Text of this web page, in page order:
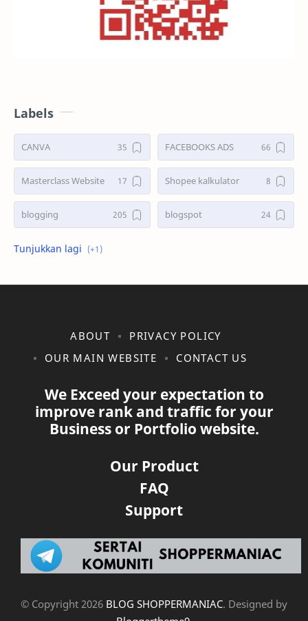
Labels
CANVA FACEBOOKS ADS
Masterclass Website Shopee kalkulator
blogging blogspot
shopee
ABOUT
PRIVACY POLICY
OUR MAIN WEBSITE
CONTACT US
We Exceed your expectation to
improve rank and traffic for your
Business or Portfolio website.
Our Product
FAQ
Support
© Copyright 2026 BLOG SHOPPERMANIAC. Designed by